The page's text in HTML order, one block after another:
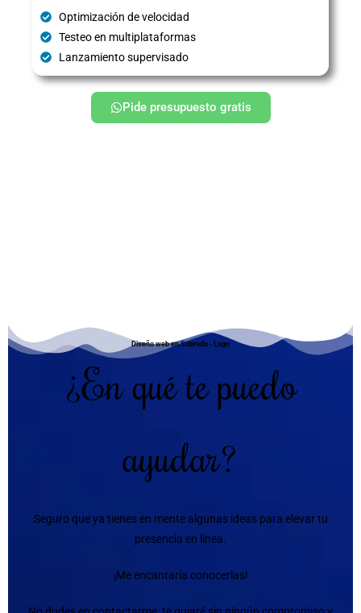
Optimización de velocidad
Testeo en multiplataformas
Lanzamiento supervisado
Pide presupuesto gratis
Diseño web en Sobrado - Lugo
¿En qué te puedo
ayudar?
Seguro que ya tienes en mente algunas ideas para elevar tu
presencia en línea.
¡Me encantaría conocerlas!